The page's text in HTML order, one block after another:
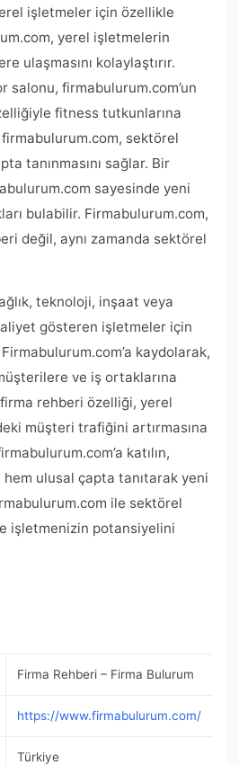
işletmeler için özellikle
yerel işletmelerin
ulaşmasını kolaylaştırır.
salonu, firmabulurum.com’un
fitness tutkunlarına
sektörel
tanınmasını sağlar. Bir
sayesinde yeni
bulabilir. Firmabulurum.com,
değil, aynı zamanda sektörel
teknoloji, inşaat veya
gösteren işletmeler için
kaydolarak,
ve iş ortaklarına
rehberi özelliği, yerel
müşteri trafiğini artırmasına
katılın,
ulusal çapta tanıtarak yeni
ile sektörel
işletmenizin potansiyelini
Firma Rehberi – Firma Bulurum
https://www.firmabulurum.com/
Türkiye